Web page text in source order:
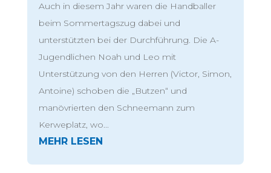
Auch in diesem Jahr waren die Handballer
beim Sommertagszug dabei und
unterstützten bei der Durchführung. Die A-
Jugendlichen Noah und Leo mit
Unterstützung von den Herren (Victor, Simon,
Antoine) schoben die „Butzen“ und
manövrierten den Schneemann zum
Kerweplatz, wo...